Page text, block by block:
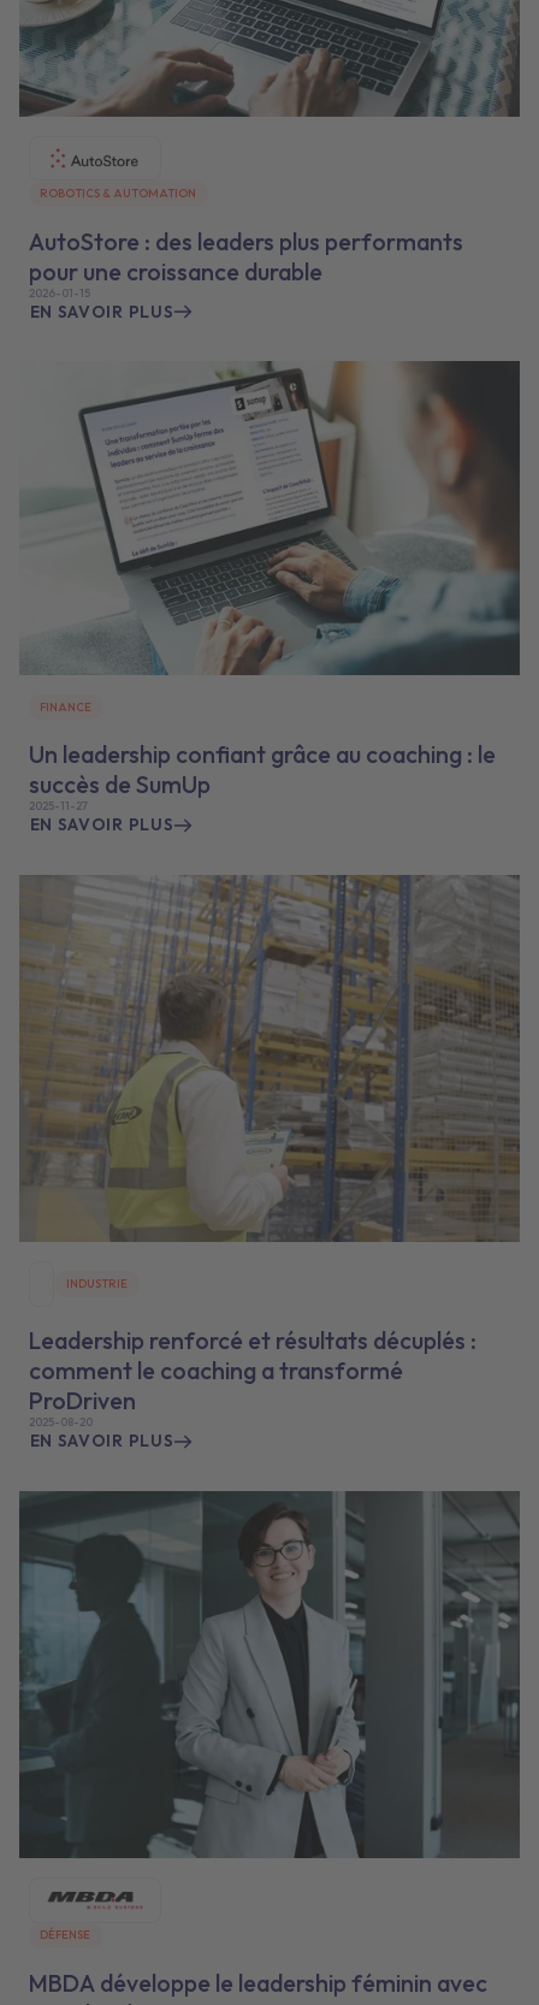
ROBOTICS & AUTOMATION
AutoStore : des leaders plus performants
pour une croissance durable
2026-01-15
EN SAVOIR PLUS
FINANCE
Un leadership confiant grâce au coaching : le
succès de SumUp
2025-11-27
EN SAVOIR PLUS
INDUSTRIE
Leadership renforcé et résultats décuplés :
comment le coaching a transformé
ProDriven
2025-08-20
EN SAVOIR PLUS
DÉFENSE
MBDA développe le leadership féminin avec